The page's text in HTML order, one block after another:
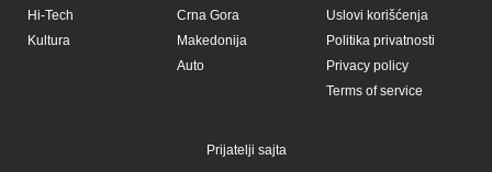
Hi-Tech
Kultura
Crna Gora
Makedonija
Auto
Uslovi korišćenja
Politika privatnosti
Privacy policy
Terms of service
Prijatelji sajta